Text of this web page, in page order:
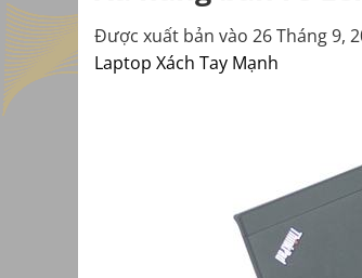
Được xuất bản vào 26 Tháng 9,
Laptop Xách Tay Mạnh